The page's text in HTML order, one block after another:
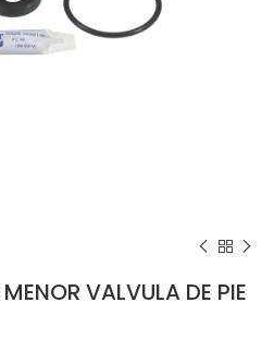
VALVULA DE PIE